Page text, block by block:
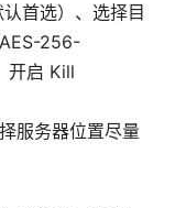
首选）、选择目
256-
开启 Kill
服务器位置尽量